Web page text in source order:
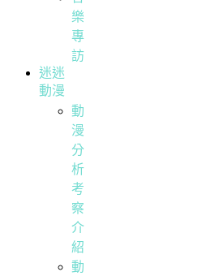
樂
專
訪
迷迷
動漫
動
漫
分
析
考
察
介
紹
動